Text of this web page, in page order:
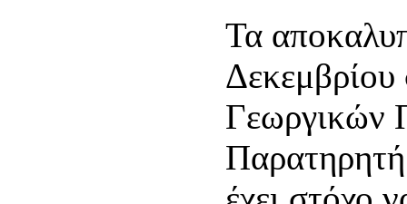
Τα
Γεωργικών